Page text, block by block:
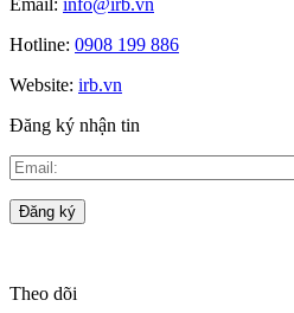
Email: info@irb.vn
Hotline: 0908 199 886
Website: irb.vn
Đăng ký nhận tin
Theo dõi